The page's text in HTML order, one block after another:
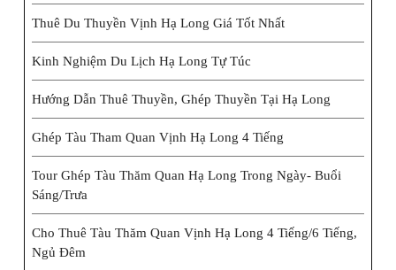
Thuê Du Thuyền Vịnh Hạ Long Giá Tốt Nhất
Kinh Nghiệm Du Lịch Hạ Long Tự Túc
Hướng Dẫn Thuê Thuyền, Ghép Thuyền Tại Hạ Long
Ghép Tàu Tham Quan Vịnh Hạ Long 4 Tiếng
Tour Ghép Tàu Thăm Quan Hạ Long Trong Ngày- Buổi
Sáng/trưa
Cho Thuê Tàu Thăm Quan Vịnh Hạ Long 4 Tiếng/6 Tiếng,
Ngủ Đêm